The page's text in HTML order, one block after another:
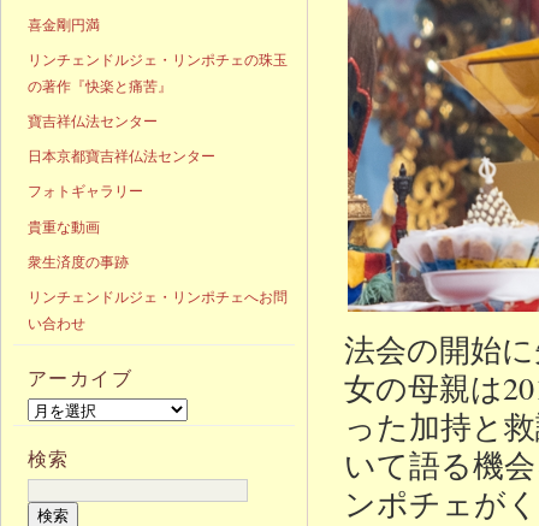
法会の開始
女の母親は
った加持と
いて語る機
ンポチェが
喜金剛円満
リンチェンドルジェ・リンポチェの珠玉
の著作『快楽と痛苦』
寶吉祥仏法センター
日本京都寶吉祥仏法センター
フォトギャラリー
貴重な動画
衆生済度の事跡
リンチェンドルジェ・リンポチェへお問
い合わせ
アーカイブ
検索